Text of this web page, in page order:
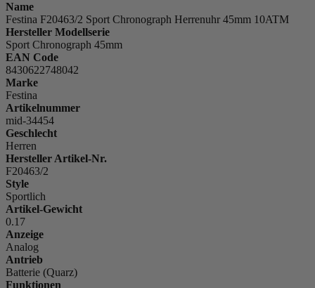
Name
Festina F20463/2 Sport Chronograph Herrenuhr 45mm 10ATM
Hersteller Modellserie
Sport Chronograph 45mm
EAN Code
8430622748042
Marke
Festina
Artikelnummer
mid-34454
Geschlecht
Herren
Hersteller Artikel-Nr.
F20463/2
Style
Sportlich
Artikel-Gewicht
0.17
Anzeige
Analog
Antrieb
Batterie (Quarz)
Funktionen